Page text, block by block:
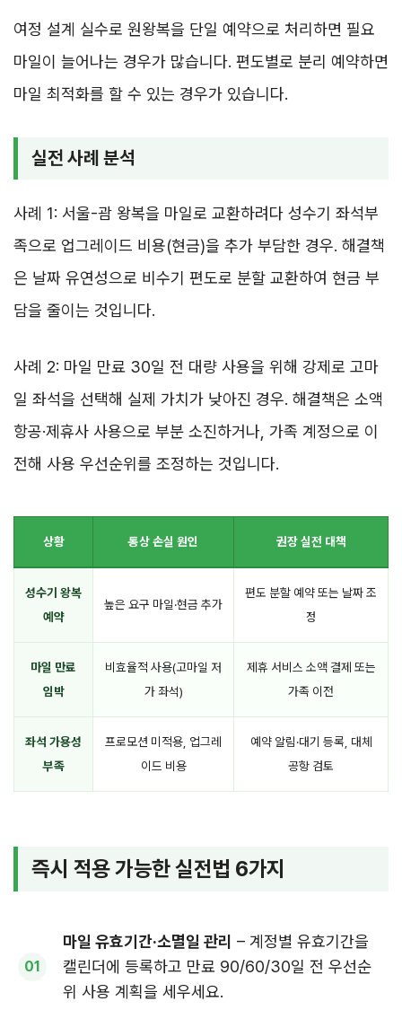
여정 설계 실수로 원왕복을 단일 예약으로 처리하면 필요
마일이 늘어나는 경우가 많습니다. 편도별로 분리 예약하면
마일 최적화를 할 수 있는 경우가 있습니다.
실전 사례 분석
사례 1: 서울-괌 왕복을 마일로 교환하려다 성수기 좌석부
족으로 업그레이드 비용(현금)을 추가 부담한 경우. 해결책
은 날짜 유연성으로 비수기 편도로 분할 교환하여 현금 부
담을 줄이는 것입니다.
사례 2: 마일 만료 30일 전 대량 사용을 위해 강제로 고마
일 좌석을 선택해 실제 가치가 낮아진 경우. 해결책은 소액
항공·제휴사 사용으로 부분 소진하거나, 가족 계정으로 이
전해 사용 우선순위를 조정하는 것입니다.
상황 통상 손실 원인 권장 실전 대책
성수기 왕복
예약
높은 요구 마일·현금 추가
편도 분할 예약 또는 날짜 조
정
마일 만료
임박
비효율적 사용(고마일 저
가 좌석)
제휴 서비스 소액 결제 또는
가족 이전
좌석 가용성
부족
프로모션 미적용, 업그레
이드 비용
예약 알림·대기 등록, 대체
공항 검토
즉시 적용 가능한 실전법 6가지
마일 유효기간·소멸일 관리 – 계정별 유효기간을
캘린더에 등록하고 만료 90/60/30일 전 우선순
위 사용 계획을 세우세요.